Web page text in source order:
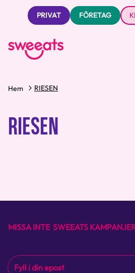
PRIVAT FÖRETAG
Hem RIESEN
RIESEN
MISSA INTE SWEEATS